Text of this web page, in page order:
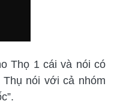
Thọ 1 cái và nói có
Thụ nói với cả nhóm